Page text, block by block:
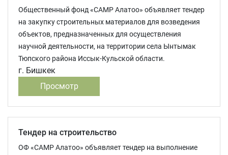
Общественный фонд «САМР Алатоо» объявляет тендер
на закупку строительных материалов для возведения
объектов, предназначенных для осуществления
научной деятельности, на территории села Ынтымак
Тюпского района Иссык-Кульской области.
г. Бишкек
Просмотр
Тендер на строительство
ОФ «САМР Алатоо» объявляет тендер на выполнение